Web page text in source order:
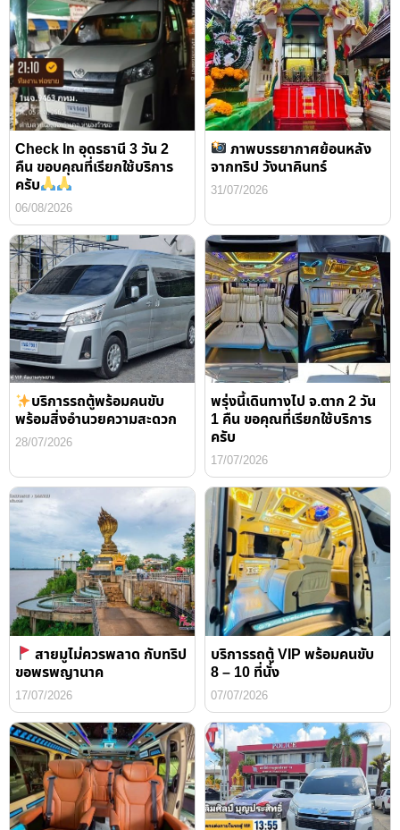
Check In อุดรธานี 3 วัน 2
คืน ขอบคุณที่เรียกใช้บริการ
ครับ
06/08/2026
ภาพบรรยากาศย้อนหลัง
จากทริป วังนาคินทร์
31/07/2026
บริการรถตู้พร้อมคนขับ
พร้อมสิ่งอำนวยความสะดวก
28/07/2026
พรุ่งนี้เดินทางไป จ.ตาก 2 วัน
1 คืน ขอคุณที่เรียกใช้บริการ
ครับ
17/07/2026
สายมูไม่ควรพลาด กับทริป
ขอพรพญานาค
17/07/2026
บริการรถตู้ VIP พร้อมคนขับ
8 – 10 ที่นั่ง
07/07/2026